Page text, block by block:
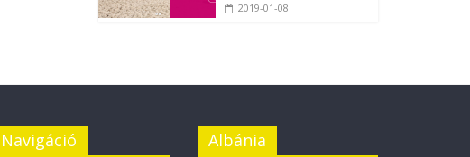
2019-01-08
Navigáció Albánia